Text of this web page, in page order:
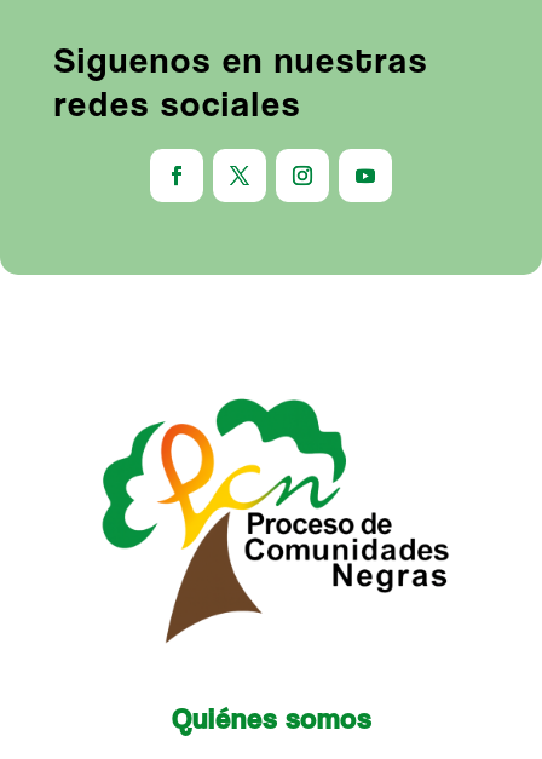
Siguenos en nuestras
redes sociales
Quiénes somos